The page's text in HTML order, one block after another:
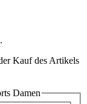
Kauf des Artikels
Damen